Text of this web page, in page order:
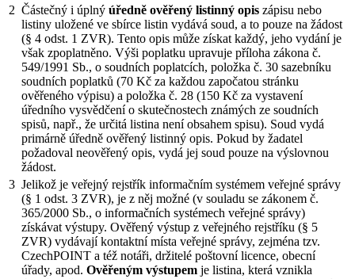
2 Částečný i úplný úředně ověřený listinný opis zápisu nebo
listiny uložené ve sbírce listin vydává soud, a to pouze na žádost
(§ 4 odst. 1 ZVR). Tento opis může získat každý, jeho vydání je
však zpoplatněno. Výši poplatku upravuje příloha zákona č.
549/1991 Sb., o soudních poplatcích, položka č. 30 sazebníku
soudních poplatků (70 Kč za každou započatou stránku
ověřeného výpisu) a položka č. 28 (150 Kč za vystavení
úředního vysvědčení o skutečnostech známých ze soudních
spisů, např., že určitá listina není obsahem spisu). Soud vydá
primárně úředně ověřený listinný opis. Pokud by žadatel
požadoval neověřený opis, vydá jej soud pouze na výslovnou
žádost.
3 Jelikož je veřejný rejstřík informačním systémem veřejné správy
(§ 1 odst. 3 ZVR), je z něj možné (v souladu se zákonem č.
365/2000 Sb., o informačních systémech veřejné správy)
získávat výstupy. Ověřený výstup z veřejného rejstříku (§ 5
ZVR) vydávají kontaktní místa veřejné správy, zejména tzv.
CzechPOINT a též notáři, držitelé poštovní licence, obecní
úřady, apod. Ověřeným výstupem je listina, která vznikla